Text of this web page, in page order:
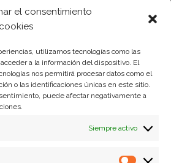
el consentimiento
utilizamos tecnologías como las
a la información del dispositivo. El
nos permitirá procesar datos como el
o las identificaciones únicas en este sitio.
puede afectar negativamente a
Siempre activo
de envio